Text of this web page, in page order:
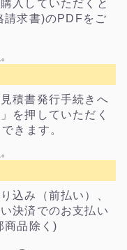
入していただくと
請求書)のPDFをご
。
積書発行手続きへ
を押していただく
きます。
。
込み（前払い）、
決済でのお支払い
商品除く)